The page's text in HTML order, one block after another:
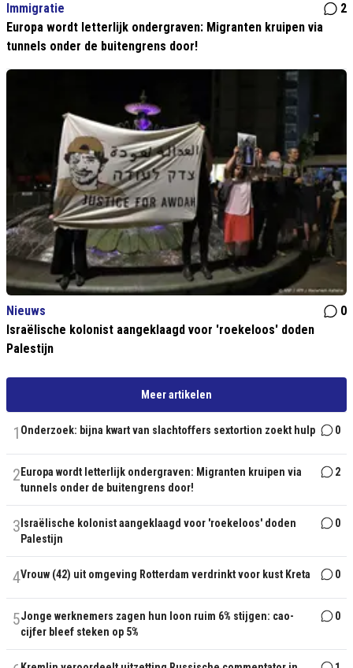
Immigratie
2
Europa wordt letterlijk ondergraven: Migranten kruipen via
tunnels onder de buitengrens door!
Nieuws
0
Israëlische kolonist aangeklaagd voor 'roekeloos' doden
Palestijn
Meer artikelen
1 Onderzoek: bijna kwart van slachtoffers sextortion zoekt hulp 0
2 Europa wordt letterlijk ondergraven: Migranten kruipen via
tunnels onder de buitengrens door!
2
3 Israëlische kolonist aangeklaagd voor 'roekeloos' doden
Palestijn
0
4Vrouw (42) uit omgeving Rotterdam verdrinkt voor kust Kreta 0
5Jonge werknemers zagen hun loon ruim 6% stijgen: cao-
cijfer bleef steken op 5%
0